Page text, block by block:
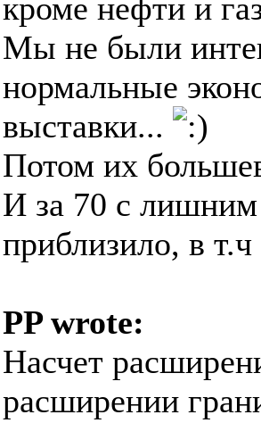
кроме нефти и
Мы не были
нормальные
выставки...
Потом их
И за 70 с лишним
приблизило, в
PP wrote:
Насчет
расширении